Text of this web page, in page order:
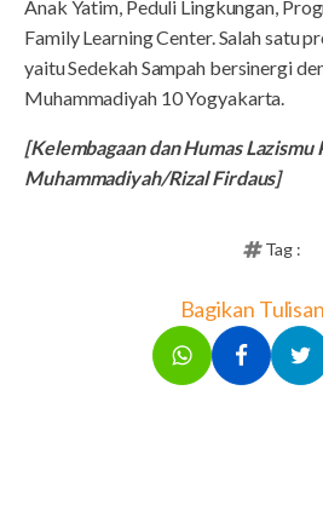
Anak Yatim, Peduli Lingkungan,
Family Learning Center. Salah satu
yaitu Sedekah Sampah bersinergi
Muhammadiyah 10 Yogyakarta.
[Kelembagaan dan Humas Lazismu
Muhammadiyah/Rizal Firdaus]
Tag :
Bagikan